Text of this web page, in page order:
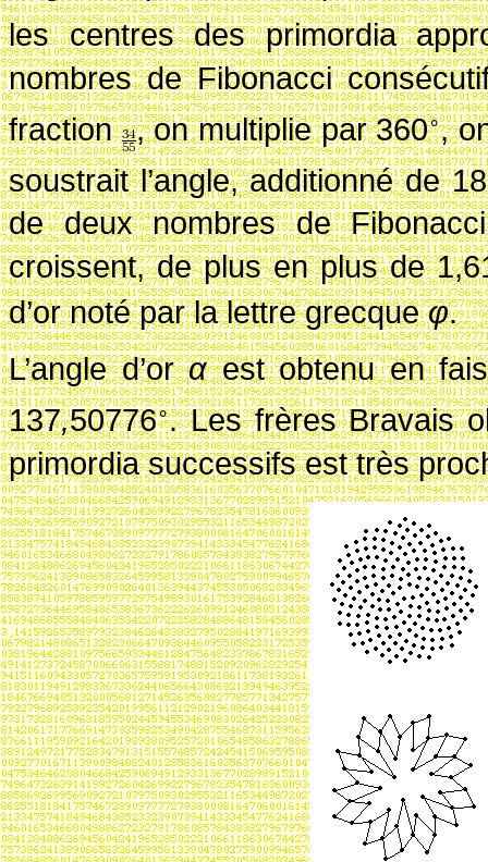
les centres des primordia
nombres de Fibonacci
fraction , on multiplie par360∘,
soustrait l’angle, additionné de
de deux nombres de
croissent, de plus en plus de
d’or noté par la lettre grecqueφ.
L’angle d’orαest obtenu en
137,50776∘. Les frères Bravais
primordia successifs est très